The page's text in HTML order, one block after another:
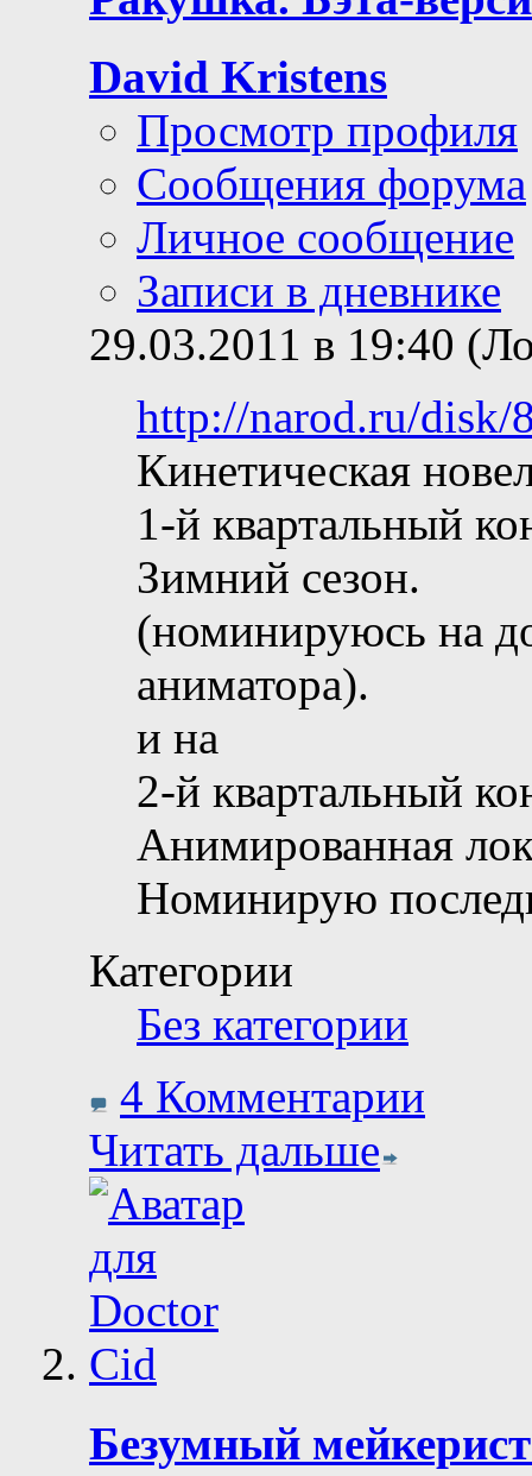
David Kristens
Просмотр профиля
Сообщения форума
Личное сообщение
Записи в дневнике
29.03.2011 в 19:40
http://narod.ru/disk/
Кинетическая
1-й квартальный
Зимний сезон.
(номинируюсь на
аниматора).
и на
2-й квартальный
Анимированная
Номинирую
Категории
Без категории
4 Комментарии
Читать дальше
Безумный